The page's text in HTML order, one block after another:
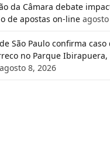
da Câmara debate
de apostas on-line
São Paulo confirma
no Parque Ibirapuera,
agosto 8, 2026